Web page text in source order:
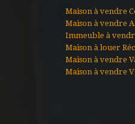
Maison à vendre
Maison à vendre
Immeuble à
Maison à louer
Maison à vendre
Maison à vendre